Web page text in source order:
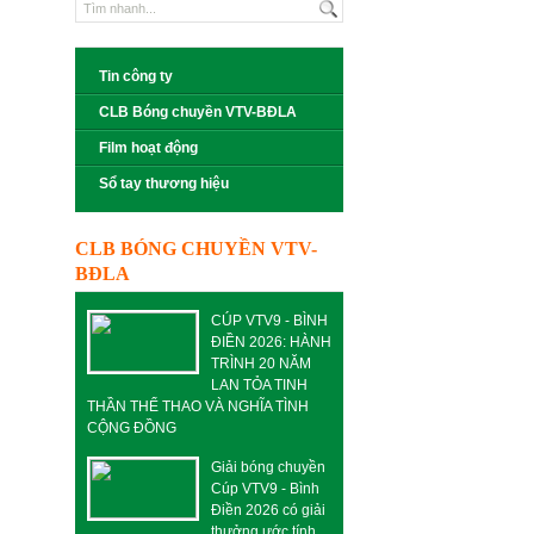
Tin công ty
CLB Bóng chuyền VTV-BĐLA
Film hoạt động
Sổ tay thương hiệu
CLB BÓNG CHUYỀN VTV-
BĐLA
CÚP VTV9 - BÌNH
ĐIỀN 2026: HÀNH
TRÌNH 20 NĂM
LAN TỎA TINH
THẦN THỂ THAO VÀ NGHĨA TÌNH
CỘNG ĐỒNG
Giải bóng chuyền
Cúp VTV9 - Bình
Điền 2026 có giải